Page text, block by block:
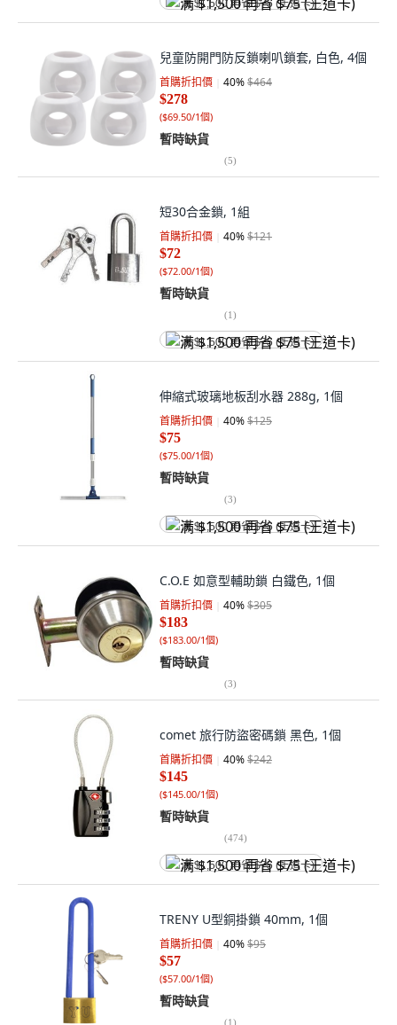
满 $1,500 再省 $75 (王道卡)
兒童防開門防反鎖喇叭鎖套, 白色, 4個
首購折扣價 40%$464
$278
($69.50/1個)
暫時缺貨
(5)
短30合金鎖, 1組
首購折扣價 40%$121
$72
($72.00/1個)
暫時缺貨
(1)
满 $1,500 再省 $75 (王道卡)
伸縮式玻璃地板刮水器 288g, 1個
首購折扣價 40%$125
$75
($75.00/1個)
暫時缺貨
(3)
满 $1,500 再省 $75 (王道卡)
C.O.E 如意型輔助鎖 白鐵色, 1個
首購折扣價 40%$305
$183
($183.00/1個)
暫時缺貨
(3)
comet 旅行防盜密碼鎖 黑色, 1個
首購折扣價 40%$242
$145
($145.00/1個)
暫時缺貨
(474)
满 $1,500 再省 $75 (王道卡)
TRENY U型銅掛鎖 40mm, 1個
首購折扣價 40%$95
$57
($57.00/1個)
暫時缺貨
(1)